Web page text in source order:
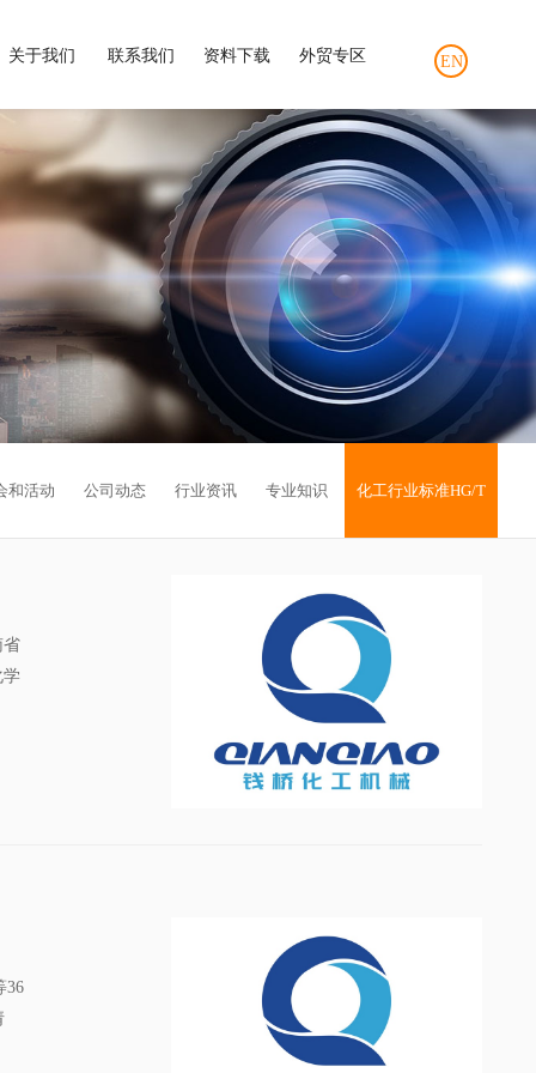
关于我们 联系我们 资料下载 外贸专区 EN
和活动 公司动态 行业资讯 专业知识 化工行业标准HG/T
省
学
36